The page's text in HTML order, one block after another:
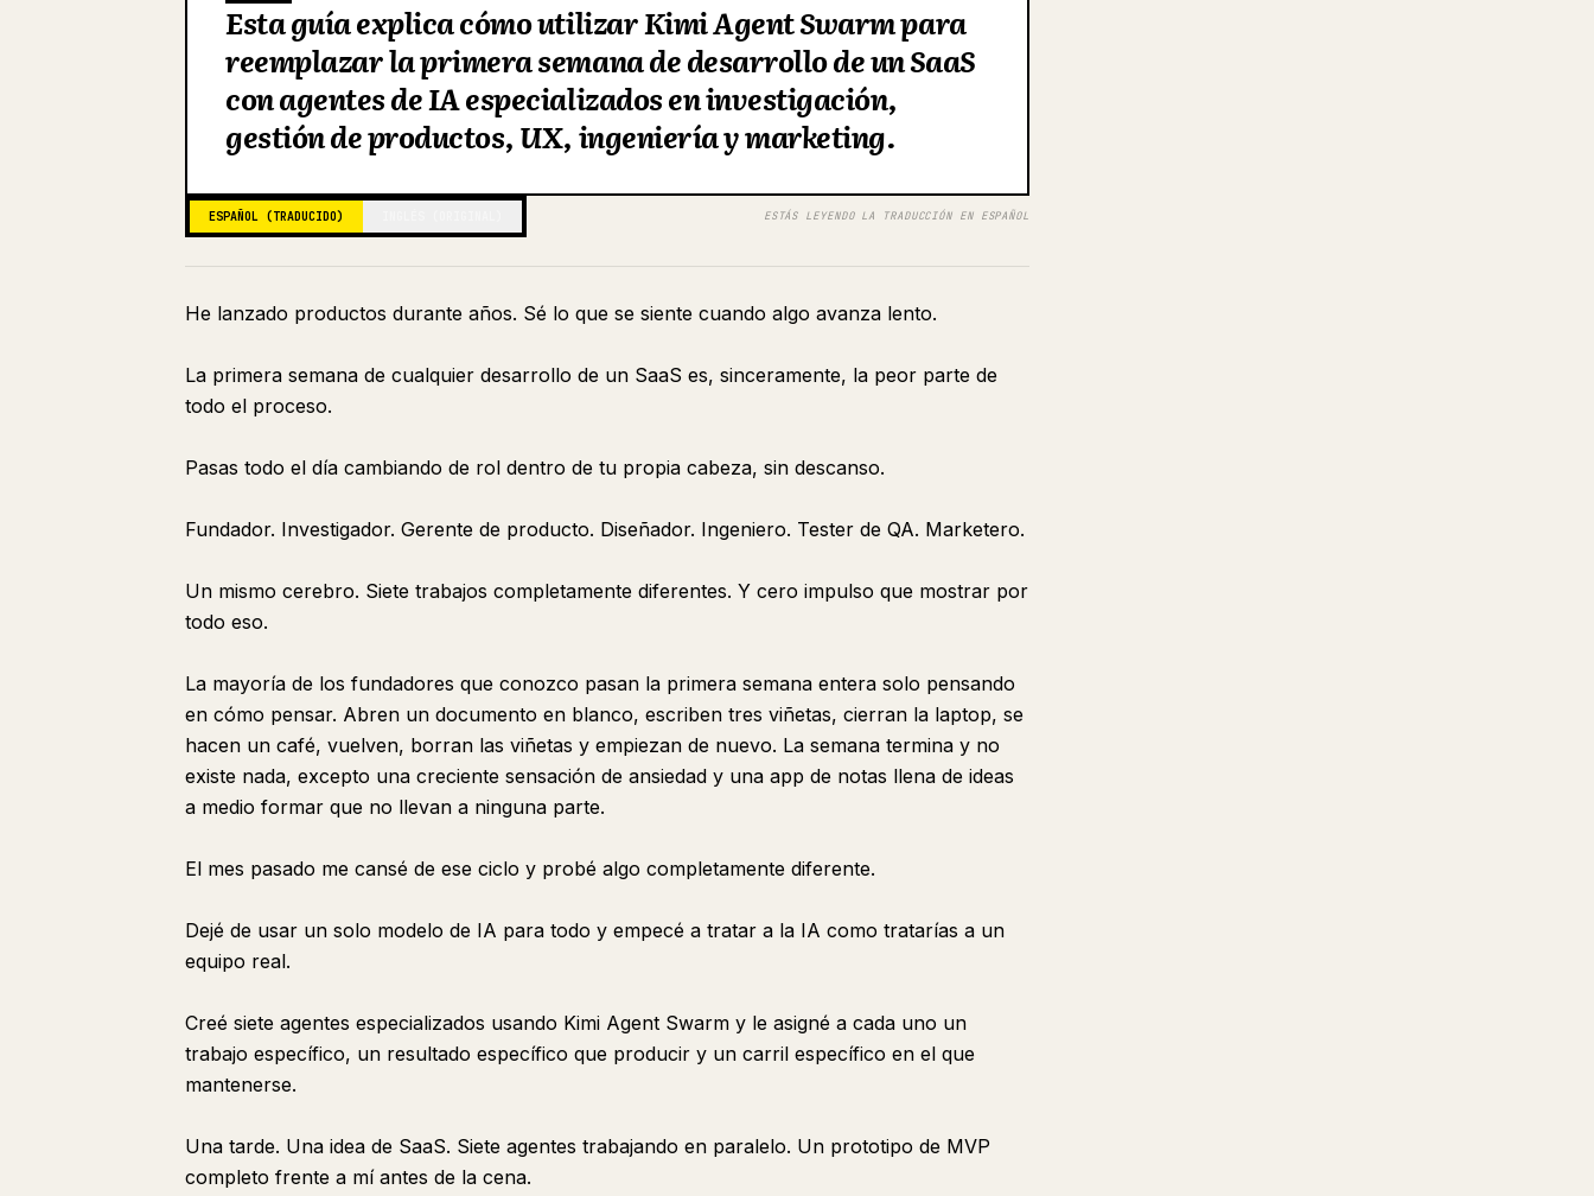
Esta guía explica cómo utilizar Kimi Agent Swarm para
reemplazar la primera semana de desarrollo de un SaaS
con agentes de IA especializados en investigación,
gestión de productos, UX, ingeniería y marketing.
ESPAÑOL (TRADUCIDO) ESTÁS LEYENDO LA TRADUCCIÓN EN ESPAÑOL
He lanzado productos durante años. Sé lo que se siente cuando algo avanza lento.
La primera semana de cualquier desarrollo de un SaaS es, sinceramente, la peor parte de
todo el proceso.
Pasas todo el día cambiando de rol dentro de tu propia cabeza, sin descanso.
Fundador. Investigador. Gerente de producto. Diseñador. Ingeniero. Tester de QA. Marketero.
Un mismo cerebro. Siete trabajos completamente diferentes. Y cero impulso que mostrar por
todo eso.
La mayoría de los fundadores que conozco pasan la primera semana entera solo pensando
en cómo pensar. Abren un documento en blanco, escriben tres viñetas, cierran la laptop, se
hacen un café, vuelven, borran las viñetas y empiezan de nuevo. La semana termina y no
existe nada, excepto una creciente sensación de ansiedad y una app de notas llena de ideas
a medio formar que no llevan a ninguna parte.
El mes pasado me cansé de ese ciclo y probé algo completamente diferente.
Dejé de usar un solo modelo de IA para todo y empecé a tratar a la IA como tratarías a un
equipo real.
Creé siete agentes especializados usando Kimi Agent Swarm y le asigné a cada uno un
trabajo específico, un resultado específico que producir y un carril específico en el que
mantenerse.
Una tarde. Una idea de SaaS. Siete agentes trabajando en paralelo. Un prototipo de MVP
completo frente a mí antes de la cena.